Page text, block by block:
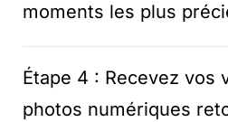
moments les plus
Étape 4 : Recevez vos
photos numériques